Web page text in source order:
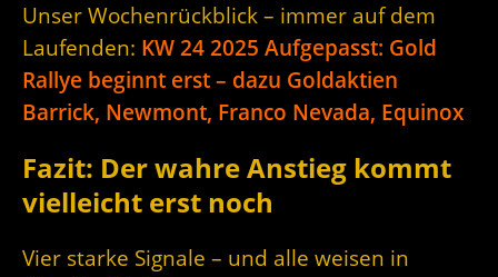
Unser Wochenrückblick – immer auf dem
Laufenden: KW 24 2025 Aufgepasst: Gold
Rallye beginnt erst – dazu Goldaktien
Barrick, Newmont, Franco Nevada, Equinox
Fazit: Der wahre Anstieg kommt
vielleicht erst noch
Vier starke Signale – und alle weisen in